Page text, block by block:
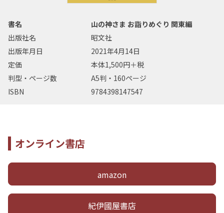
書名
山の神さま お詣りめぐり 関東編
出版社名
昭文社
出版年月日
2021年4月14日
定価
本体1,500円＋税
判型・ページ数
A5判・160ページ
ISBN
9784398147547
オンライン書店
amazon
紀伊國屋書店